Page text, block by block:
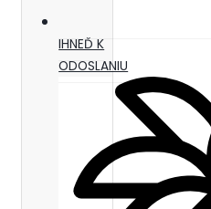
IHNEĎ K
ODOSLANIU